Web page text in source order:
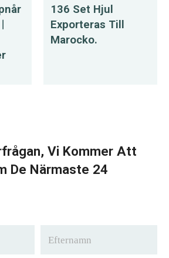
136 Set Hjul
Exporteras Till
Marocko.
Vi Kommer Att
De Närmaste 24